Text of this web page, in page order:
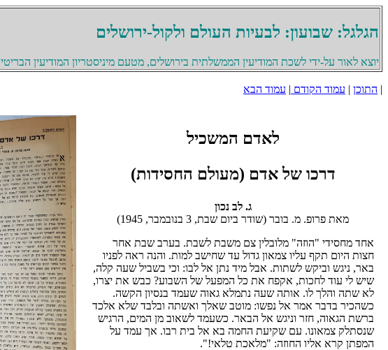
הגלגל: שבועון: לבעיות העולם ולקול-ירושלים
יוצא לאור על-ידי לשכת המודיעין הממשלתית בירושלים, מטעם מיניסטריון המודיעין הבריטי
| התוכן | עמוד הקודם | עמוד הבא
לאדם המשכיל
דרכו של אדם (מעולם החסידות)
ג. לב נכון
מאת פרופ. מ. בובר (שודר ביום שבת, 3 בנובמבר, 1945)
אחד מחסידי "הוזה" מלובלין צם משבת לשבת. בערב שבת אחר
חצות היום תקף עליו צמאון גדול עד שחישב למות. והנה ראה לפניו
באר, ניגש וביקש לשתות. אבל מיד נתן אל לבו: וכי בשביל שעה קלה,
שיש לי עוד לחכות, אקפח את כל המפעל של השבוע? כבש את יצרו,
לא שתה והלך לו. אותה שעה נתמלא גאוה שעמד בנסיון הקשה.
כשהכיר בדבר אמר אל נפשו: מוטב שאלך ואשתה ובלבד שלא אלכד
ברשת הגאוה, חזר וניגש אל הבאר. כשעמד לשאוב מן המים, הרגיש
שנסתלק צמאונו. עם שקיעת החמה בא אל בית רבו. אך עמד על
המפתן קרא אליו החוזה: "מלאכת טלאי!".